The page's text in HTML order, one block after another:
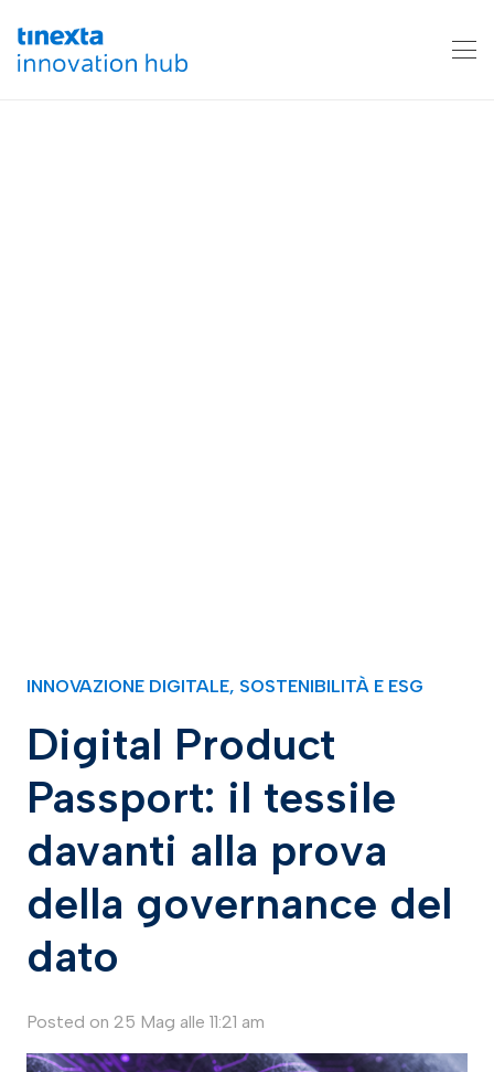
INNOVAZIONE DIGITALE, SOSTENIBILITÀ E ESG
Digital Product
Passport: il tessile
davanti alla prova
della governance del
dato
Posted on 25 Mag alle 11:21 am